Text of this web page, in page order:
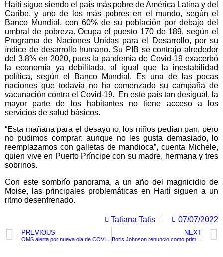
Haití sigue siendo el país más pobre de América Latina y del
Caribe, y uno de los más pobres en el mundo, según el
Banco Mundial, con 60% de su población por debajo del
umbral de pobreza. Ocupa el puesto 170 de 189, según el
Programa de Naciones Unidas para el Desarrollo, por su
índice de desarrollo humano. Su PIB se contrajo alrededor
del 3,8% en 2020, pues la pandemia de Covid-19 exacerbó
la economía ya debilitada, al igual que la inestabilidad
política, según el Banco Mundial. Es una de las pocas
naciones que todavía no ha comenzado su campaña de
vacunación contra el Covid-19. En este país tan desigual, la
mayor parte de los habitantes no tiene acceso a los
servicios de salud básicos.
“Esta mañana para el desayuno, los niños pedían pan, pero
no pudimos comprar: aunque no les gusta demasiado, lo
reemplazamos con galletas de mandioca”, cuenta Michele,
quien vive en Puerto Príncipe con su madre, hermana y tres
sobrinos.
Con este sombrío panorama, a un año del magnicidio de
Moise, las principales problemáticas en Haití siguen a un
ritmo desenfrenado.
Tatiana Tatis 07/07/2022
PREVIOUS NEXT
Boris Johnson renuncio como primer ministro del Reino Unido tras fuertes escándalos que lo involucraban